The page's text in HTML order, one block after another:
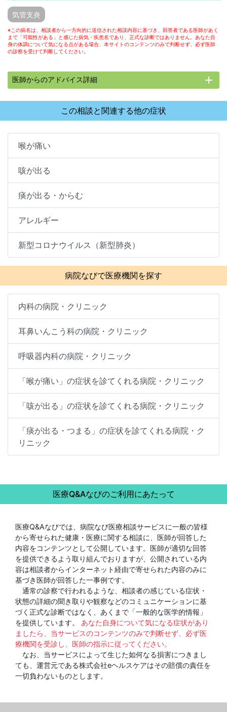
気管支炎
※この病名は、相談者から一方向的に送信された相談内容に基づき、回答者である医師があく
まで「可能性がある」と感じた病気・疾患名であり、正式な診断ではありません。あなた自
身の体調について気になる点がある場合、本サイトのコンテンツのみで判断せず、必ず医師
の診察を受けて判断してください。
医師からのアドバイス詳細 add
この相談と関連する他の症状
喉が痛い
咳が出る
痰が出る・からむ
アレルギー
新型コロナウイルス（新型肺炎）
病院なびで医療機関を探す
内科の病院・クリニック
耳鼻いんこう科の病院・クリニック
呼吸器内科の病院・クリニック
「喉が痛い」の症状を診てくれる病院・クリニック
「咳が出る」の症状を診てくれる病院・クリニック
「痰が出る・つまる」の症状を診てくれる病院・ク
リニック
医療Q&Aなびのご利用にあたって
医療Q&Aなびでは、病院なび医療相談サービスに一般の皆様
から寄せられた健康・医療に関する相談に、医師が回答した
内容をコンテンツとして公開しています。医師が適切な回答
を提供できるよう取り組んでおりますが、公開されている内
容は相談者からインターネット経由で寄せられた内容のみに
基づき医師が回答した一事例です。
通常の診察で行われるような、相談者の感じている症状・
状態の詳細の聞き取りや観察などのコミュニケーションに基
づく正式な診断ではなく、あくまで「一般的な医学的情報」
を提供しています。 あなた自身について気になる症状があり
ましたら、当サービスのコンテンツのみで判断せず、必ず医
療機関を受診し、医師の指示に従ってください。
なお、当サービスによって生じた如何なる損害につきまし
ても、運営元である株式会社eヘルスケアはその賠償の責任を
一切負わないものとします。